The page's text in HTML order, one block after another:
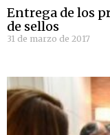
Entrega de los
de sellos
31 de marzo de 2017